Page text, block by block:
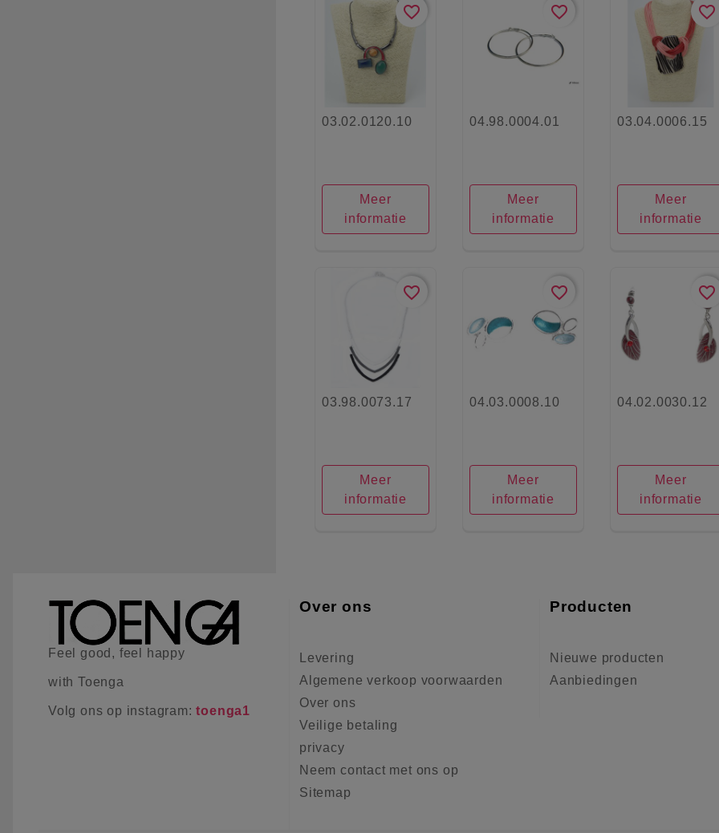
favorite_border
03.02.0120.10
Meer
informatie
favorite_border
04.98.0004.01
Meer
informatie
favorite_border
03.04.0006.15
Meer
informatie
favorite_border
03.98.0073.17
Meer
informatie
favorite_border
04.03.0008.10
Meer
informatie
favorite_border
04.02.0030.12
Meer
informatie
Feel good, feel happy
with Toenga
Volg ons op instagram:toenga1
Over ons
Levering
Algemene verkoop voorwaarden
Over ons
Veilige betaling
privacy
Neem contact met ons op
Sitemap
Producten
Nieuwe producten
Aanbiedingen